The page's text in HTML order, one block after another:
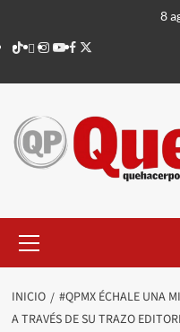
contenido
8
TikTok
threads
Instagram
Youtube
Facebook
X
principal
INICIO
#QPMX ÉCHALE UNA
A TRAVÉS DE SU TRAZO